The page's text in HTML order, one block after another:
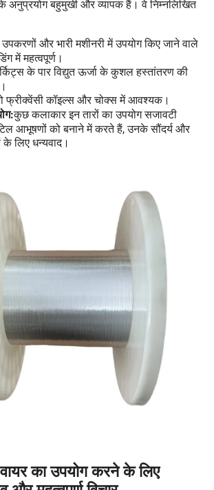
अनुप्रयोग बहुमुखी और व्यापक हैं। वे निम्नलिखित
और भारी मशीनरी में उपयोग किए जाने वाले
में महत्वपूर्ण।
के पार विद्युत ऊर्जा के कुशल हस्तांतरण की
फ्रीक्वेंसी कॉइल्स और चोक्स में आवश्यक।
कुछ कलाकार इन तारों का उपयोग सजावटी
आभूषणों को बनाने में करते हैं, उनके सौंदर्य और
के लिए धन्यवाद।
का उपयोग करने के लिए